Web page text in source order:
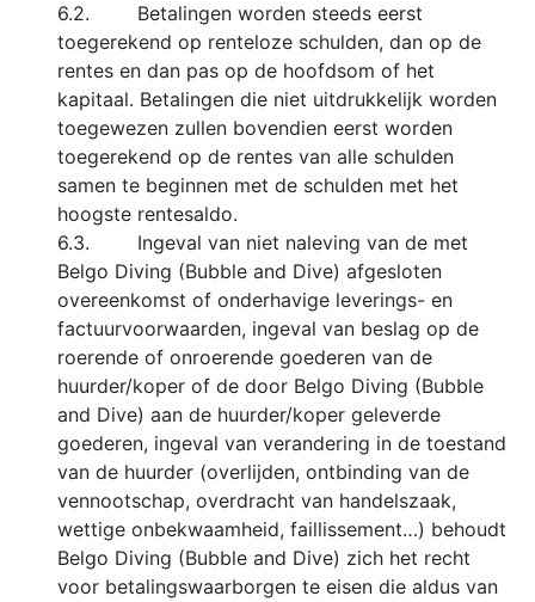
6.2. Betalingen worden steeds eerst
toegerekend op renteloze schulden, dan op de
rentes en dan pas op de hoofdsom of het
kapitaal. Betalingen die niet uitdrukkelijk worden
toegewezen zullen bovendien eerst worden
toegerekend op de rentes van alle schulden
samen te beginnen met de schulden met het
hoogste rentesaldo.
6.3. Ingeval van niet naleving van de met
Belgo Diving (Bubble and Dive) afgesloten
overeenkomst of onderhavige leverings- en
factuurvoorwaarden, ingeval van beslag op de
roerende of onroerende goederen van de
huurder/koper of de door Belgo Diving (Bubble
and Dive) aan de huurder/koper geleverde
goederen, ingeval van verandering in de toestand
van de huurder (overlijden, ontbinding van de
vennootschap, overdracht van handelszaak,
wettige onbekwaamheid, faillissement…) behoudt
Belgo Diving (Bubble and Dive) zich het recht
voor betalingswaarborgen te eisen die aldus van